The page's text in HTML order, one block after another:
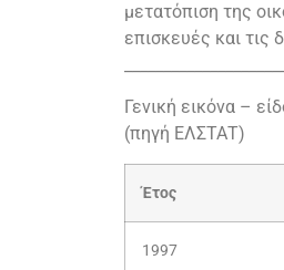
μετατόπιση της
επισκευές και τις
Γενική εικόνα –
(πηγή ΕΛΣΤΑΤ)
Έτος
1997